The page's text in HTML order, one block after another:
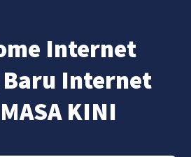
Internet
Baru Internet
KINI